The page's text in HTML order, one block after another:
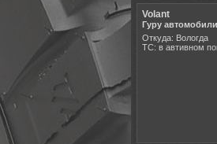
Volant
Гуру
Откуда: Вологда
ТС: в автивном